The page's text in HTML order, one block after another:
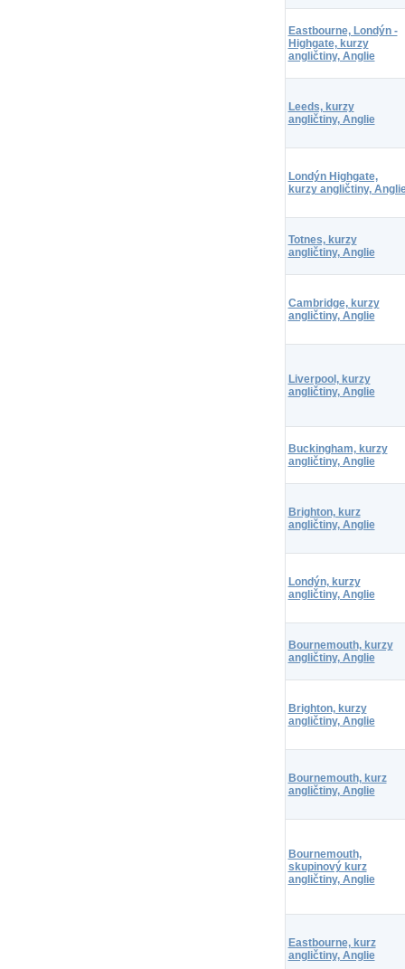
Eastbourne, Londýn -
Highgate, kurzy
angličtiny, Anglie
Leeds, kurzy
angličtiny, Anglie
Londýn Highgate,
kurzy angličtiny,
Totnes, kurzy
angličtiny, Anglie
Cambridge, kurzy
angličtiny, Anglie
Liverpool, kurzy
angličtiny, Anglie
Buckingham, kurzy
angličtiny, Anglie
Brighton, kurz
angličtiny, Anglie
Londýn, kurzy
angličtiny, Anglie
Bournemouth, kurzy
angličtiny, Anglie
Brighton, kurzy
angličtiny, Anglie
Bournemouth, kurz
angličtiny, Anglie
Bournemouth,
skupinový kurz
angličtiny, Anglie
Eastbourne, kurz
angličtiny, Anglie